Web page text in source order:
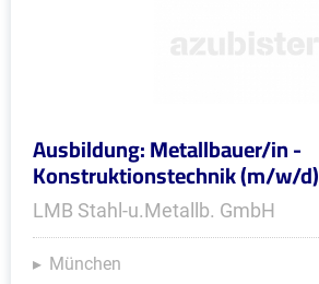
Ausbildung: Metallbauer/in -
Konstruktionstechnik (m/w/d)
LMB Stahl-u.Metallb. GmbH
München